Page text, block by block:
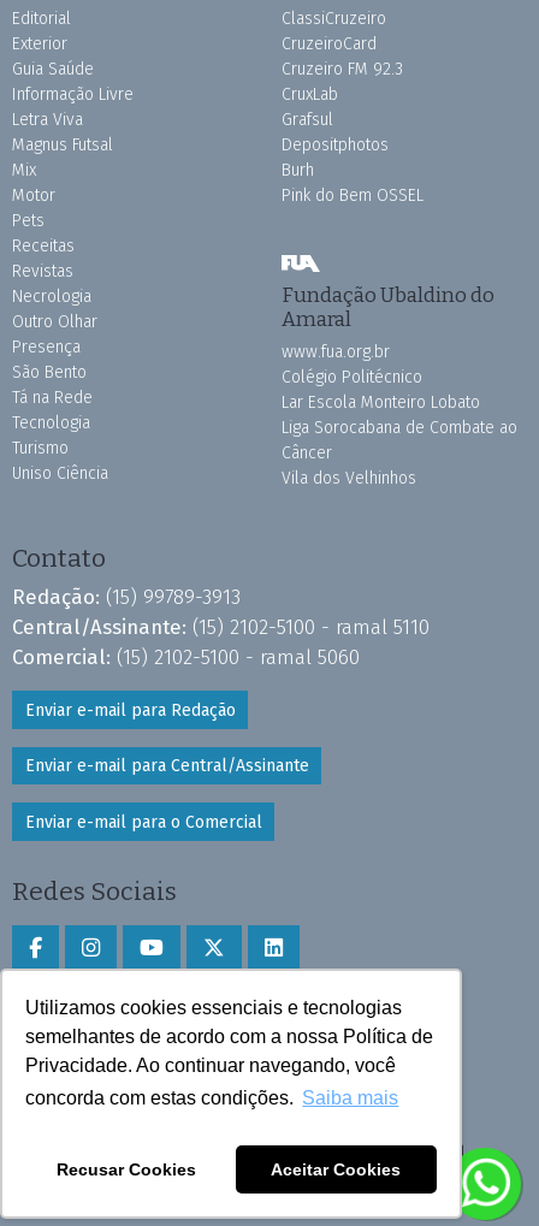
Utilizamos cookies essenciais e tecnologias
semelhantes de acordo com a nossa Política de
Privacidade. Ao continuar navegando, você
concorda com estas condições. Saiba mais
Recusar Cookies Aceitar Cookies
Editorial
Exterior
Guia Saúde
Informação Livre
Letra Viva
Magnus Futsal
Mix
Motor
Pets
Receitas
Revistas
Necrologia
Outro Olhar
Presença
São Bento
Tá na Rede
Tecnologia
Turismo
Uniso Ciência
ClassiCruzeiro
CruzeiroCard
Cruzeiro FM 92.3
CruxLab
Grafsul
Depositphotos
Burh
Pink do Bem OSSEL
Fundação Ubaldino do
Amaral
www.fua.org.br
Colégio Politécnico
Lar Escola Monteiro Lobato
Liga Sorocabana de Combate ao
Câncer
Vila dos Velhinhos
Contato
Redação: (15) 99789-3913
Central/Assinante: (15) 2102-5100 - ramal 5110
Comercial: (15) 2102-5100 - ramal 5060
Enviar e-mail para Redação
Enviar e-mail para Central/Assinante
Enviar e-mail para o Comercial
Redes Sociais
Faça download do aplicativo
Play Store e App Store
Todos os direitos reservados © 2025 Cruzeiro do Sul